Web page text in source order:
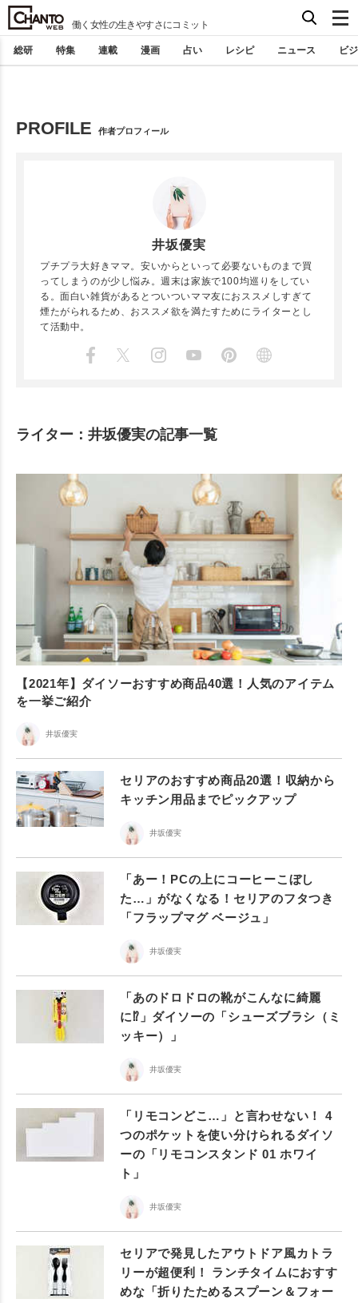
働く女性の生きやすさにコミット
総研 特集 連載 漫画 占い レシピ ニュース ビ
PROFILE 作者プロフィール
井坂優実
プチプラ大好きママ。安いからといって必要ないものまで買
ってしまうのが少し悩み。週末は家族で100均巡りをしてい
る。面白い雑貨があるとついついママ友におススメしすぎて
煙たがられるため、おススメ欲を満たすためにライターとし
て活動中。
ライター：井坂優実の記事一覧
【2021年】ダイソーおすすめ商品40選！人気のアイテム
を一挙ご紹介
井坂優実
セリアのおすすめ商品20選！収納から
キッチン用品までピックアップ
井坂優実
「あー！PCの上にコーヒーこぼし
た…」がなくなる！セリアのフタつき
「フラップマグ ベージュ」
井坂優実
「あのドロドロの靴がこんなに綺麗
に⁉︎」ダイソーの「シューズブラシ（ミ
ッキー）」
井坂優実
「リモコンどこ…」と言わせない！ 4
つのポケットを使い分けられるダイソ
ーの「リモコンスタンド 01 ホワイ
ト」
井坂優実
セリアで発見したアウトドア風カトラ
リーが超便利！ ランチタイムにおすす
めな「折りたためるスプーン＆フォー